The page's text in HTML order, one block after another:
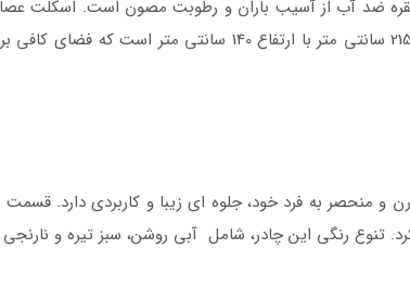
ضد آب از آسیب باران و رطوبت مصون است. اسکلت عصایی
انتخاب وقت زیاد. ابعاد آن 215 در 215 سانتی‌
منحصر به فرد خود، جلوه‌ ای زیبا و کاربردی دارد.
تنوع رنگی این چادر، شامل آبی روشن، سبز تیره و